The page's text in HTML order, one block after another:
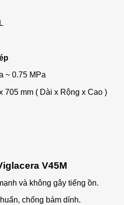
~ 0.75 MPa
705 mm ( Dài x Rộng x Cao )
V45M
và không gây tiếng ồn.
chống bám dính.